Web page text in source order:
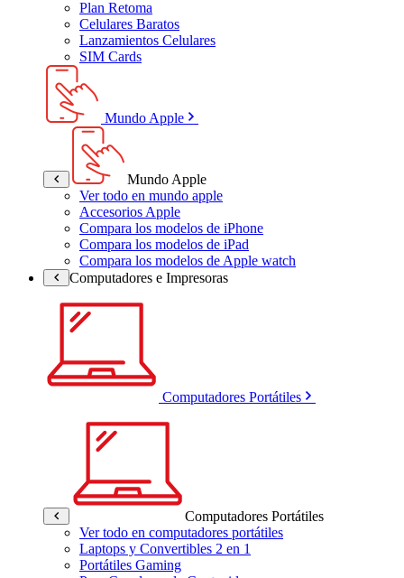
Plan Retoma
Celulares Baratos
Lanzamientos Celulares
SIM Cards
Mundo Apple
Mundo Apple
Ver todo en mundo apple
Accesorios Apple
Compara los modelos de iPhone
Compara los modelos de iPad
Compara los modelos de Apple watch
Computadores e Impresoras
Computadores Portátiles
Computadores Portátiles
Ver todo en computadores portátiles
Laptops y Convertibles 2 en 1
Portátiles Gaming